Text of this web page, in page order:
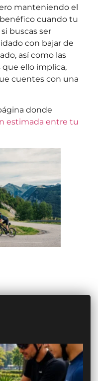
manteniendo el
cuando tu
buscas ser
con bajar de
así como las
que ello implica,
cuentes con una
donde
estimada entre tu